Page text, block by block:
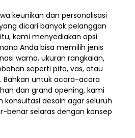
keunikan dan personalisasi
dicari banyak pelanggan
kami menyediakan opsi
Anda bisa memilih jenis
warna, ukuran rangkaian,
seperti pita, vas, atau
Bahkan untuk acara-acara
dan grand opening, kami
konsultasi desain agar seluruh
benar selaras dengan konsep